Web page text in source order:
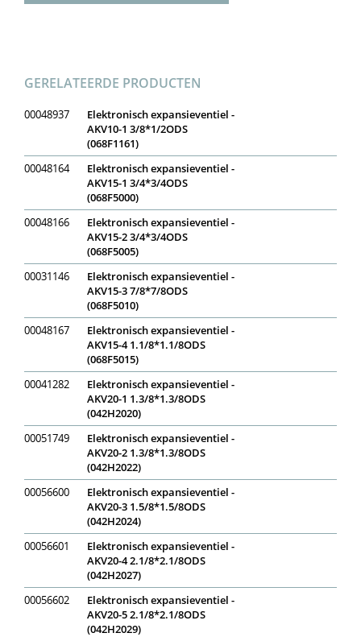
GERELATEERDE PRODUCTEN
00048937
Elektronisch expansieventiel -
AKV10-1 3/8*1/2ODS
(068F1161)
00048164
Elektronisch expansieventiel -
AKV15-1 3/4*3/4ODS
(068F5000)
00048166
Elektronisch expansieventiel -
AKV15-2 3/4*3/4ODS
(068F5005)
00031146
Elektronisch expansieventiel -
AKV15-3 7/8*7/8ODS
(068F5010)
00048167
Elektronisch expansieventiel -
AKV15-4 1.1/8*1.1/8ODS
(068F5015)
00041282
Elektronisch expansieventiel -
AKV20-1 1.3/8*1.3/8ODS
(042H2020)
00051749
Elektronisch expansieventiel -
AKV20-2 1.3/8*1.3/8ODS
(042H2022)
00056600
Elektronisch expansieventiel -
AKV20-3 1.5/8*1.5/8ODS
(042H2024)
00056601
Elektronisch expansieventiel -
AKV20-4 2.1/8*2.1/8ODS
(042H2027)
00056602
Elektronisch expansieventiel -
AKV20-5 2.1/8*2.1/8ODS
(042H2029)